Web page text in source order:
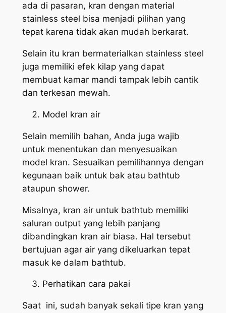
ada di pasaran, kran dengan material
stainless steel bisa menjadi pilihan yang
tepat karena tidak akan mudah berkarat.
Selain itu kran bermaterialkan stainless steel
juga memiliki efek kilap yang dapat
membuat kamar mandi tampak lebih cantik
dan terkesan mewah.
Model kran air
Selain memilih bahan, Anda juga wajib
untuk menentukan dan menyesuaikan
model kran. Sesuaikan pemilihannya dengan
kegunaan baik untuk bak atau bathtub
ataupun shower.
Misalnya, kran air untuk bathtub memiliki
saluran output yang lebih panjang
dibandingkan kran air biasa. Hal tersebut
bertujuan agar air yang dikeluarkan tepat
masuk ke dalam bathtub.
Perhatikan cara pakai
Saat ini, sudah banyak sekali tipe kran yang